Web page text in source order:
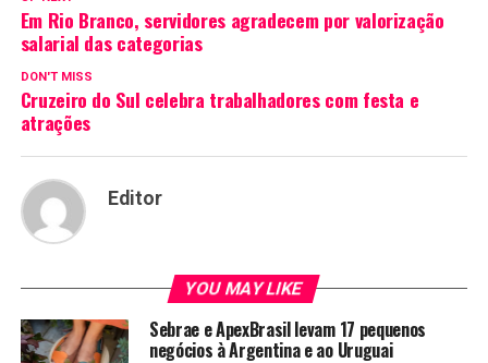
Em Rio Branco, servidores agradecem por valorização
salarial das categorias
DON'T MISS
Cruzeiro do Sul celebra trabalhadores com festa e
atrações
Editor
YOU MAY LIKE
Sebrae e ApexBrasil levam 17 pequenos
negócios à Argentina e ao Uruguai